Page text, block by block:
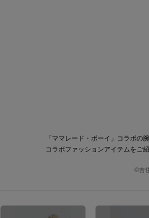
「ママレード・ボーイ」コラボの
コラボファッションアイテムをご
©吉